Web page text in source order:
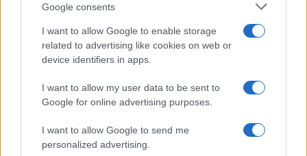
Google consents
I want to allow Google to enable storage
related to advertising like cookies on web or
device identifiers in apps.
I want to allow my user data to be sent to
Google for online advertising purposes.
I want to allow Google to send me
personalized advertising.